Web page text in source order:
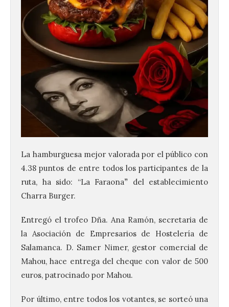
La hamburguesa mejor valorada por el público con
4.38 puntos de entre todos los participantes de la
ruta, ha sido: “La Faraona” del establecimiento
Charra Burger.
Entregó el trofeo Dña. Ana Ramón, secretaria de
la Asociación de Empresarios de Hostelería de
Salamanca. D. Samer Nimer, gestor comercial de
Mahou, hace entrega del cheque con valor de 500
euros, patrocinado por Mahou.
Por último, entre todos los votantes, se sorteó una
Vuelve la tradicional Feria
de Dulces del Convento a
Gradefes
7 Ago 2026
agosto en los aledaños del